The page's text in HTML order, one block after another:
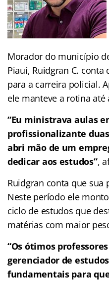
Morador do município
Piauí, Ruidgran C.
para a carreira policial.
ele manteve a rotina até
“Eu ministrava aulas
profissionalizante
abri mão de um
dedicar aos estudos”,
Ruidgran conta que sua
Neste período ele
ciclo de estudos que
matérias com maior
“Os ótimos
gerenciador de
fundamentais para